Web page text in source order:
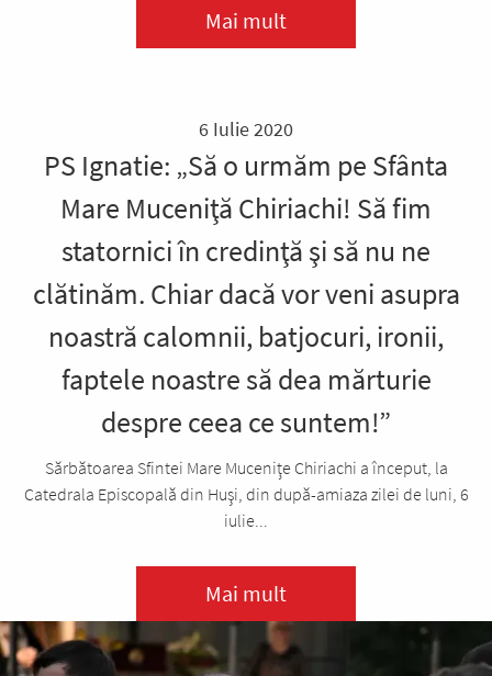
Mai mult
6 Iulie 2020
PS Ignatie: „Să o urmăm pe Sfânta
Mare Muceniţă Chiriachi! Să fim
statornici în credinţă şi să nu ne
clătinăm. Chiar dacă vor veni asupra
noastră calomnii, batjocuri, ironii,
faptele noastre să dea mărturie
despre ceea ce suntem!”
Sărbătoarea Sfintei Mare Muceniţe Chiriachi a început, la
Catedrala Episcopală din Huşi, din după-amiaza zilei de luni, 6
iulie...
Mai mult